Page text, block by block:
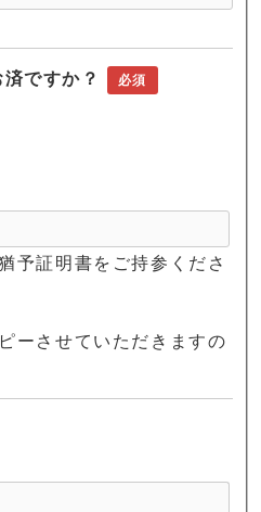
ですか？ 必須
予証明書をご持参くださ
ーさせていただきますの